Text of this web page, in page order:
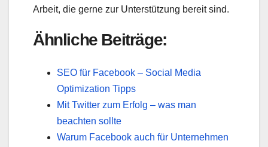
Arbeit, die gerne zur Unterstützung bereit sind.
Ähnliche Beiträge:
SEO für Facebook – Social Media
Optimization Tipps
Mit Twitter zum Erfolg – was man
beachten sollte
Warum Facebook auch für Unternehmen